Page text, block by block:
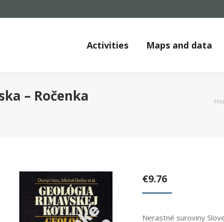
Activities Maps and data
– Ročenka
€9.76
Nerastné suroviny